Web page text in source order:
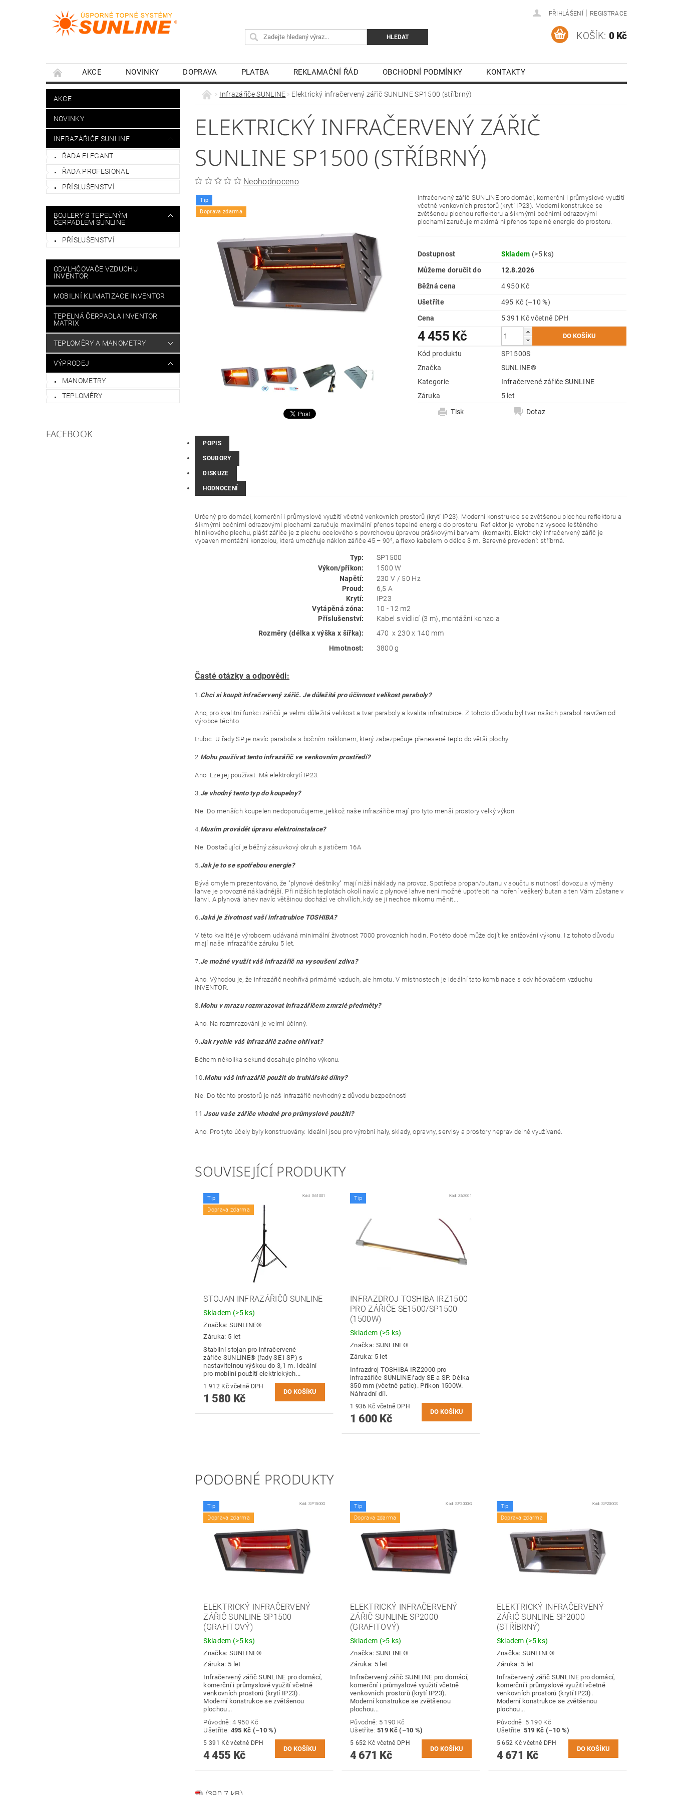
PŘIHLÁŠENÍ | REGISTRACE
KOŠÍK: 0 Kč
AKCE NOVINKY DOPRAVA PLATBA REKLAMAČNÍ ŘÁD OBCHODNÍ PODMÍNKY KONTAKTY
AKCE
NOVINKY
INFRAZÁŘIČE SUNLINE
ŘADA ELEGANT
ŘADA PROFESIONAL
PŘÍSLUŠENSTVÍ
BOJLERY S TEPELNÝM
ČERPADLEM SUNLINE
PŘÍSLUŠENSTVÍ
ODVLHČOVAČE VZDUCHU
INVENTOR
MOBILNÍ KLIMATIZACE INVENTOR
TEPELNÁ ČERPADLA INVENTOR
MATRIX
TEPLOMĚRY A MANOMETRY
VÝPRODEJ
MANOMETRY
TEPLOMĚRY
FACEBOOK
Infrazářiče SUNLINE Elektrický infračervený zářič SUNLINE SP1500 (stříbrný)
ELEKTRICKÝ INFRAČERVENÝ ZÁŘIČ
SUNLINE SP1500 (STŘÍBRNÝ)
Neohodnoceno
Tip
Doprava zdarma
Infračervený zářič SUNLINE pro domácí, komerční i průmyslové využití
včetně venkovních prostorů (krytí IP23). Moderní konstrukce se
zvětšenou plochou reflektoru a šikmými bočními odrazovými
plochami zaručuje maximální přenos tepelné energie do prostoru.
Dostupnost Skladem (>5 ks)
Můžeme doručit do
12.8.2026
Běžná cena
4 950 Kč
Ušetříte
495 Kč (–10 %)
Cena
5 391 Kč včetně DPH
4 455 Kč
Kód produktu
SP1500S
Značka
SUNLINE®
Kategorie
Infračervené zářiče SUNLINE
Záruka
5 let
Tisk
Dotaz
POPIS
SOUBORY
DISKUZE
HODNOCENÍ
Určený pro domácí, komerční i průmyslové využití včetně venkovních prostorů (krytí IP23). Moderní konstrukce se zvětšenou plochou reflektoru a
šikmými bočními odrazovými plochami zaručuje maximální přenos tepelné energie do prostoru. Reflektor je vyroben z vysoce leštěného
hliníkového plechu, plášť zářiče je z plechu ocelového s povrchovou úpravou práškovými barvami (komaxit). Elektrický infračervený zářič je
vybaven montážní konzolou, která umožňuje náklon zářiče 45 – 90°, a flexo kabelem o délce 3 m. Barevné provedení: stříbrná.
Typ:
SP1500
Výkon/příkon:
1500 W
Napětí:
230 V / 50 Hz
Proud:
6,5 A
Krytí:
IP23
Vytápěná zóna:
10 - 12 m2
Příslušenství:
Kabel s vidlicí (3 m), montážní konzola
Rozměry (délka x výška x šířka):
470 x 230 x 140 mm
Hmotnost:
3800 g
Časté otázky a odpovědi:
1. Chci si koupit infračervený zářič. Je důležitá pro účinnost velikost paraboly?
Ano, pro kvalitní funkci zářičů je velmi důležitá velikost a tvar paraboly a kvalita infratrubice. Z tohoto důvodu byl tvar našich parabol navržen od
výrobce těchto
trubic. U řady SP je navíc parabola s bočním náklonem, který zabezpečuje přenesené teplo do větší plochy.
2. Mohu používat tento infrazářič ve venkovním prostředí?
Ano. Lze jej používat. Má elektrokrytí IP23.
3. Je vhodný tento typ do koupelny?
Ne. Do menších koupelen nedoporučujeme, jelikož naše infrazářiče mají pro tyto menší prostory velký výkon.
4. Musím provádět úpravu elektroinstalace?
Ne. Dostačující je běžný zásuvkový okruh s jističem 16A
5. Jak je to se spotřebou energie?
Bývá omylem prezentováno, že "plynové deštníky" mají nižší náklady na provoz. Spotřeba propan/butanu v součtu s nutností dovozu a výměny
lahve je provozně nákladnější. Při nižších teplotách okolí navíc z plynové lahve není možné upotřebit na hoření veškerý butan a ten Vám zůstane v
lahvi. A plynová lahev navíc většinou dochází ve chvílích, kdy se ji nechce nikomu měnit...
6. Jaká je životnost vaší infratrubice TOSHIBA?
V této kvalitě je výrobcem udávaná minimální životnost 7000 provozních hodin. Po této době může dojít ke snižování výkonu. I z tohoto důvodu
mají naše infrazářiče záruku 5 let.
7. Je možné využít váš infrazářič na vysoušení zdiva?
Ano. Výhodou je, že infrazářič neohřívá primárně vzduch, ale hmotu. V místnostech je ideální tato kombinace s odvlhčovačem vzduchu
INVENTOR.
8. Mohu v mrazu rozmrazovat infrazářičem zmrzlé předměty?
Ano. Na rozmrazování je velmi účinný.
9. Jak rychle váš infrazářič začne ohřívat?
Během několika sekund dosahuje plného výkonu.
10.Mohu váš infrazářič použít do truhlářské dílny?
Ne. Do těchto prostorů je náš infrazářič nevhodný z důvodu bezpečnosti
11. Jsou vaše zářiče vhodné pro průmyslové použití?
Ano. Pro tyto účely byly konstruovány. Ideální jsou pro výrobní haly, sklady, opravny, servisy a prostory nepravidelně využívané.
SOUVISEJÍCÍ PRODUKTY
Tip
Doprava zdarma
Kód: S61001
STOJAN INFRAZÁŘIČŮ SUNLINE
Skladem (>5 ks)
Značka: SUNLINE®
Záruka: 5 let
Stabilní stojan pro infračervené
zářiče SUNLINE® (řady SE i SP) s
nastavitelnou výškou do 3,1 m. Ideální
pro mobilní použití elektrických...
1 912 Kč včetně DPH
1 580 Kč
Tip Kód:Z63001
INFRAZDROJ TOSHIBA IRZ1500
PRO ZÁŘIČE SE1500/SP1500
(1500W)
Skladem (>5 ks)
Značka: SUNLINE®
Záruka: 5 let
Infrazdroj TOSHIBA IRZ2000 pro
infrazářiče SUNLINE řady SE a SP. Délka
350 mm (včetně patic). Příkon 1500W.
Náhradní díl.
1 936 Kč včetně DPH
1 600 Kč
PODOBNÉ PRODUKTY
Tip
Doprava zdarma
Kód:SP1500G
ELEKTRICKÝ INFRAČERVENÝ
ZÁŘIČ SUNLINE SP1500
(GRAFITOVÝ)
Skladem (>5 ks)
Značka: SUNLINE®
Záruka: 5 let
Infračervený zářič SUNLINE pro domácí,
komerční i průmyslové využití včetně
venkovních prostorů (krytí IP23).
Moderní konstrukce se zvětšenou
plochou...
Původně:4 950 Kč
Ušetříte: 495 Kč (–10 %)
5 391 Kč včetně DPH
4 455 Kč
Tip
Doprava zdarma
Kód: SP2000G
ELEKTRICKÝ INFRAČERVENÝ
ZÁŘIČ SUNLINE SP2000
(GRAFITOVÝ)
Skladem (>5 ks)
Značka: SUNLINE®
Záruka: 5 let
Infračervený zářič SUNLINE pro domácí,
komerční i průmyslové využití včetně
venkovních prostorů (krytí IP23).
Moderní konstrukce se zvětšenou
plochou...
Původně: 5 190 Kč
Ušetříte:519 Kč (–10 %)
5 652 Kč včetně DPH
4 671 Kč
Tip
Doprava zdarma
Kód:SP2000S
ELEKTRICKÝ INFRAČERVENÝ
ZÁŘIČ SUNLINE SP2000
(STŘÍBRNÝ)
Skladem (>5 ks)
Značka:SUNLINE®
Záruka: 5 let
Infračervený zářič SUNLINE pro domácí,
komerční i průmyslové využití včetně
venkovních prostorů (krytí IP23).
Moderní konstrukce se zvětšenou
plochou...
Původně: 5 190 Kč
Ušetříte: 519 Kč (–10 %)
5 652 Kč včetně DPH
4 671 Kč